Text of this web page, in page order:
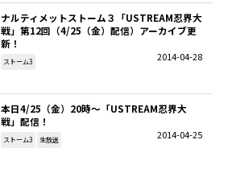
ナルティメットストーム３「USTREAM忍界大
戦」第12回（4/25（金）配信）アーカイブ更
新！
2014-04-28
ストーム3
本日4/25（金）20時～「USTREAM忍界大
戦」配信！
2014-04-25
ストーム3 生放送